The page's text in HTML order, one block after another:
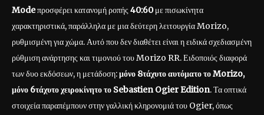
Modeπροσφέρει κατανομή ροπής 40:60με πισωκίνητα
χαρακτηριστικά, παράλληλα με μια δεύτερη λειτουργία Morizo,
ρυθμισμένη για χώμα. Αυτό που δεν διαθέτει είναι η ειδικά σχεδιασμένη
ρύθμιση ανάρτησης και τιμονιού του Morizo ​​RR. Ειδοποιός διαφορά
των δυο εκδόσεων, η μετάδοση:μόνο 8τάχυτο αυτόματο το Morizo,
μόνο 6τάχυτο χειροκίνητο το Sebastien Ogier Edition. Τα οπτικά
στοιχεία παραπέμπουν στην γαλλική κληρονομιά του Ogier, όπως